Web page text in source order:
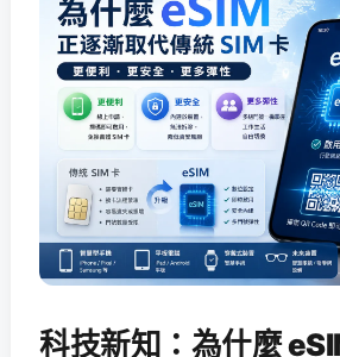
科技新知：為什麼